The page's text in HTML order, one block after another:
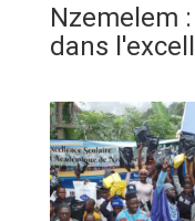
ALERTE
ART & CULTURE &
ASSAINISSEMENT
Nzemelem
dans